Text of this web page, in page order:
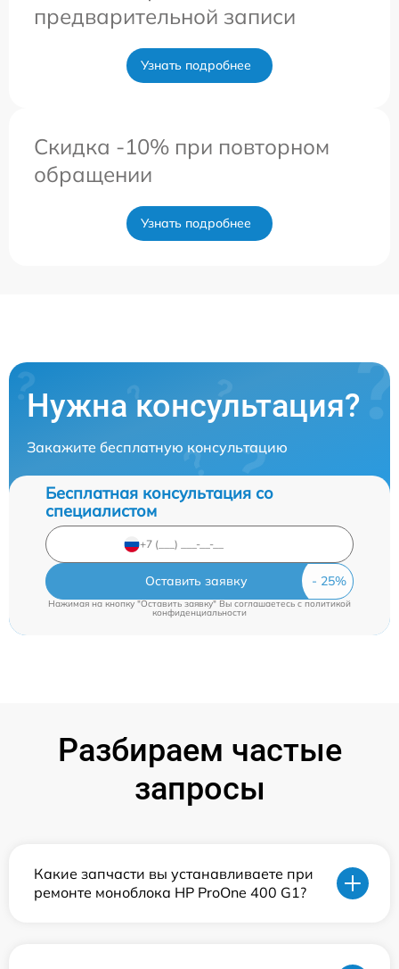
предварительной записи
Узнать подробнее
Скидка -10% при повторном
обращении
Узнать подробнее
Нужна консультация?
Закажите бесплатную консультацию
Бесплатная консультация со
специалистом
Оставить заявку
Нажимая на кнопку "Оставить заявку" Вы соглашаетесь cполитикой
конфиденциальности
Разбираем частые
запросы
Какие запчасти вы устанавливаете при
ремонте моноблока HP ProOne 400 G1?